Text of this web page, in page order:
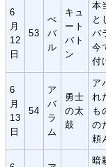
6
月
12
日
53
べ
バ
ル
キュ
ート
バト
ン
本
と
バ
今
付
6
月
13
日
54
ア
バ
ラ
ム
勇士
の太
鼓
ア
れ
も
の
頼
暗